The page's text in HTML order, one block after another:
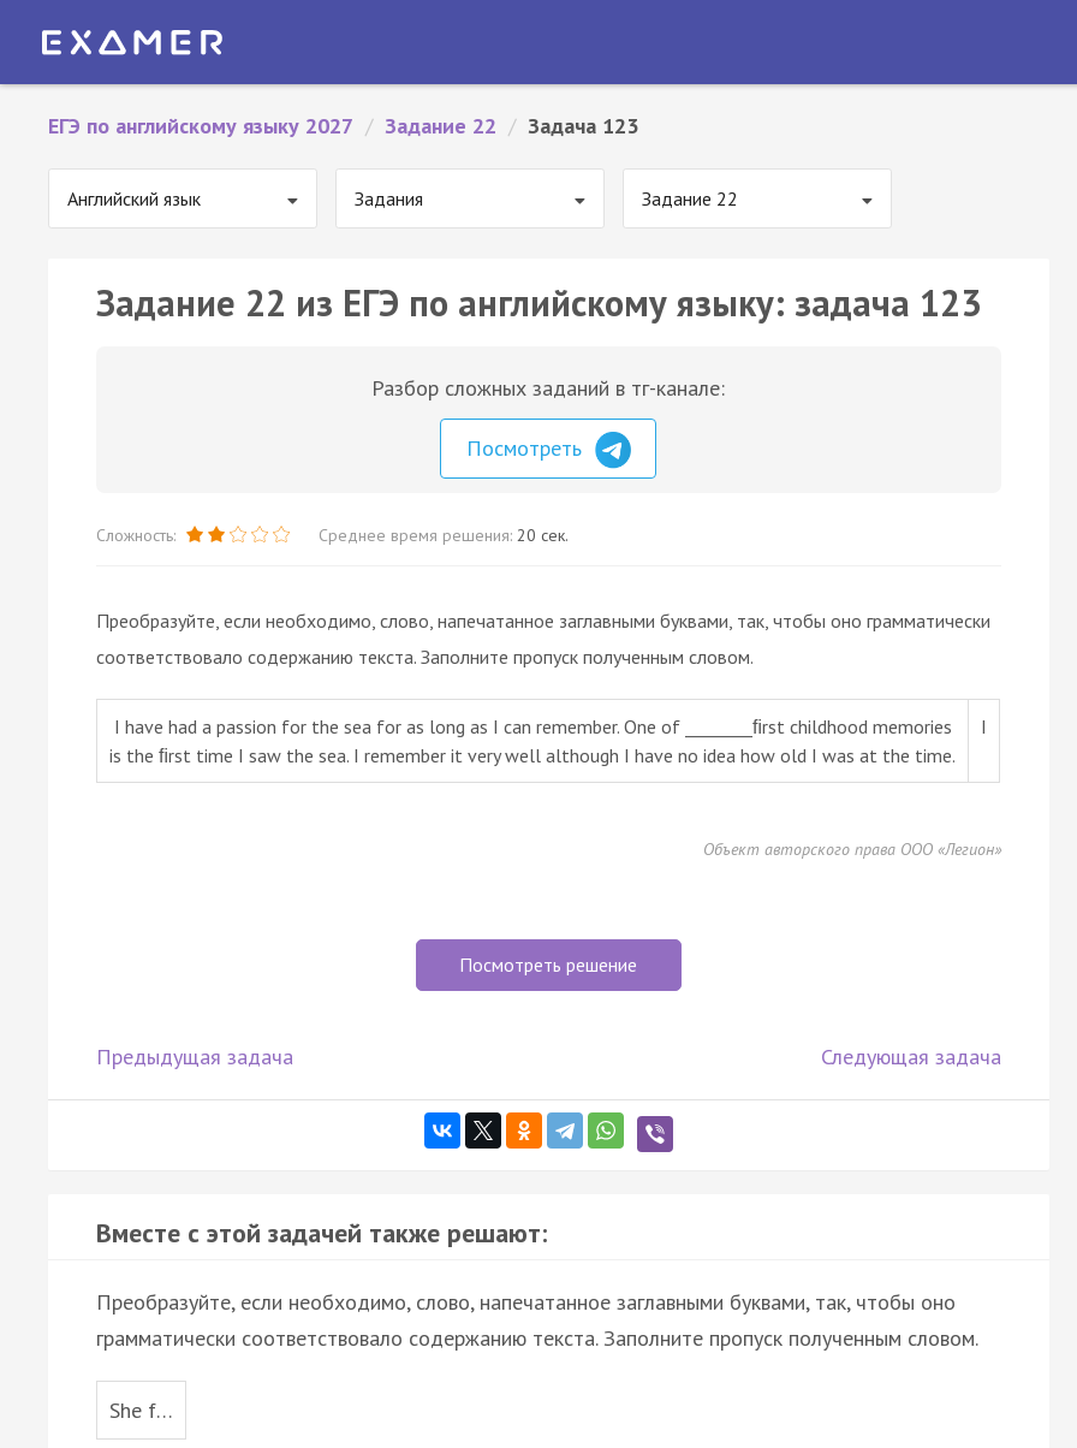
ЕГЭ по английскому языку 2027 / Задание 22 / Задача 123
Английский язык Задания Задание 22
Задание 22 из ЕГЭ по английскому языку: задача 123
Разбор сложных заданий в тг-канале:
Посмотреть
Сложность: Среднее время решения: 20 сек.
Преобразуйте, если необходимо, слово, напечатанное заглавными буквами, так, чтобы оно грамматически
соответствовало содержанию текста. Заполните пропуск полученным словом.
I have had a passion for the sea for as long as I can remember. One of ________ﬁrst childhood memories
is the ﬁrst time I saw the sea. I remember it very well although I have no idea how old I was at the time.
I
Объект авторского права ООО «Легион»
Посмотреть решение
Предыдущая задача Следующая задача
Вместе с этой задачей также решают:
Преобразуйте, если необходимо, слово, напечатанное заглавными буквами, так, чтобы оно
грамматически соответствовало содержанию текста. Заполните пропуск полученным словом.
She f…